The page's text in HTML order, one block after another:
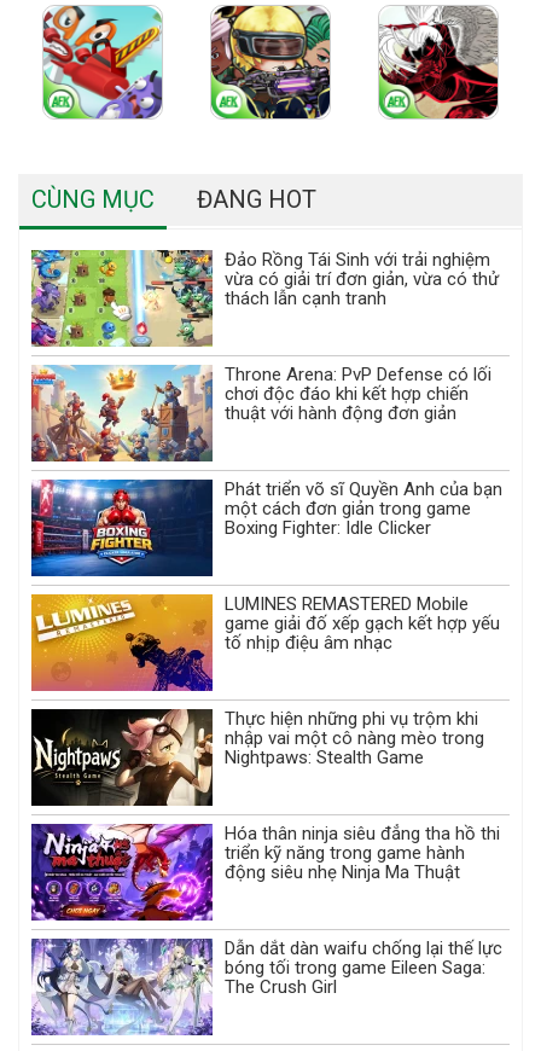
CÙNG MỤC ĐANG HOT
Đảo Rồng Tái Sinh với trải nghiệm
vừa có giải trí đơn giản, vừa có thử
thách lẫn cạnh tranh
Throne Arena: PvP Defense có lối
chơi độc đáo khi kết hợp chiến
thuật với hành động đơn giản
Phát triển võ sĩ Quyền Anh của bạn
một cách đơn giản trong game
Boxing Fighter: Idle Clicker
LUMINES REMASTERED Mobile
game giải đố xếp gạch kết hợp yếu
tố nhịp điệu âm nhạc
Thực hiện những phi vụ trộm khi
nhập vai một cô nàng mèo trong
Nightpaws: Stealth Game
Hóa thân ninja siêu đẳng tha hồ thi
triển kỹ năng trong game hành
động siêu nhẹ Ninja Ma Thuật
Dẫn dắt dàn waifu chống lại thế lực
bóng tối trong game Eileen Saga:
The Crush Girl